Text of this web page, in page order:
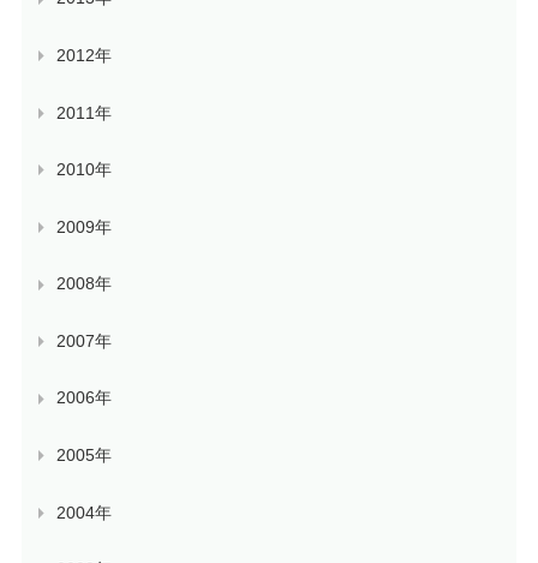
2012年
2011年
2010年
2009年
2008年
2007年
2006年
2005年
2004年